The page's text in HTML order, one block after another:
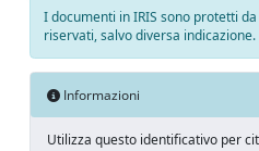
I documenti in IRIS sono protetti
riservati, salvo diversa indicazione.
Informazioni
Utilizza questo identificativo per